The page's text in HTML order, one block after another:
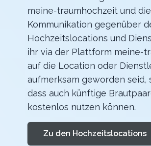
Kloster
4.5
Zeremonie
AG
NiederwilMerkliste Link teilen
Heiraten im Park.
meine-traumhochzeit und
Kommunikation gegenüber
Hochzeitslocations und
ihr via der Plattform meine-
auf die Location oder
aufmerksam geworden seid,
dass auch künftige
kostenlos nutzen können.
Zu den Hochzeitslocations